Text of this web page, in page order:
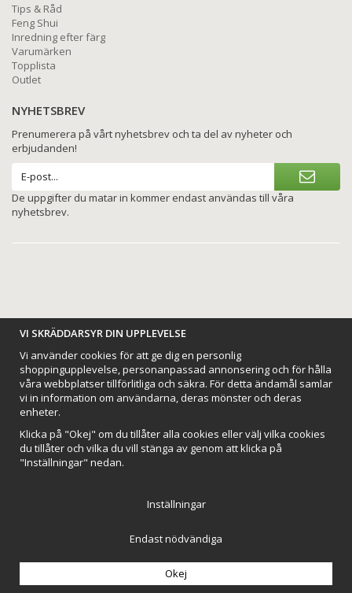
Tips & Råd
Feng Shui
Inredning efter färg
Varumärken
Topplista
Outlet
NYHETSBREV
Prenumerera på vårt nyhetsbrev och ta del av nyheter och
erbjudanden!
De uppgifter du matar in kommer endast användas till våra
nyhetsbrev.
BETALNINGSALTERNATIV
VI SKICKAR MED
Drift & produktion:Wikinggruppen
VI SKRÄDDARSYR DIN UPPLEVELSE
Vi använder cookies för att ge dig en personlig
shoppingupplevelse, personanpassad annonsering och för hålla
våra webbplatser tillförlitliga och säkra. För detta ändamål samlar
vi in information om användarna, deras mönster och deras
enheter.
Klicka på "Okej" om du tillåter alla cookies eller välj vilka cookies
du tillåter och vilka du vill stänga av genom att klicka på
"Inställningar" nedan.
Inställningar
Endast nödvändiga
Okej